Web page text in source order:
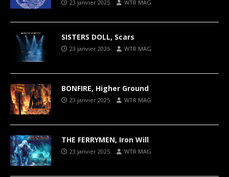
23 janvier 2025 WTR MAG
SISTERS DOLL, Scars
23 janvier 2025 WTR MAG
BONFIRE, Higher Ground
23 janvier 2025 WTR MAG
THE FERRYMEN, Iron Will
23 janvier 2025 WTR MAG